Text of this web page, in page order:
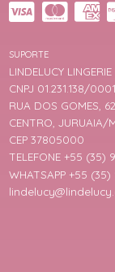
SUPORTE
LINDELUCY LINGERIE
CNPJ 01.231.138/
RUA DOS GOMES,
CENTRO, JURUAIA/
CEP 37805000
TELEFONE +55 (35)
WHATSAPP +55